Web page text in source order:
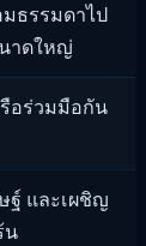
ธรรมดาไป
าดใหญ่
อร่วมมือกัน
ฐ์ และเผชิญ
น